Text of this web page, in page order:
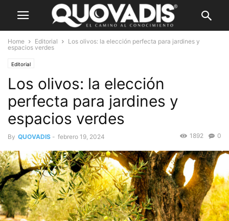
Home Editorial
Los olivos: la elección perfecta para jardines y
espacios verdes
Editorial
Los olivos: la elección
perfecta para jardines y
espacios verdes
By QUOVADIS - febrero 19, 2024 0
1892